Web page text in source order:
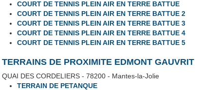
COURT DE TENNIS PLEIN AIR EN TERRE BATTUE
COURT DE TENNIS PLEIN AIR EN TERRE BATTUE 2
COURT DE TENNIS PLEIN AIR EN TERRE BATTUE 3
COURT DE TENNIS PLEIN AIR EN TERRE BATTUE 4
COURT DE TENNIS PLEIN AIR EN TERRE BATTUE 5
TERRAINS DE PROXIMITE EDMONT GAUVRIT
QUAI DES CORDELIERS - 78200 - Mantes-la-Jolie
TERRAIN DE PETANQUE